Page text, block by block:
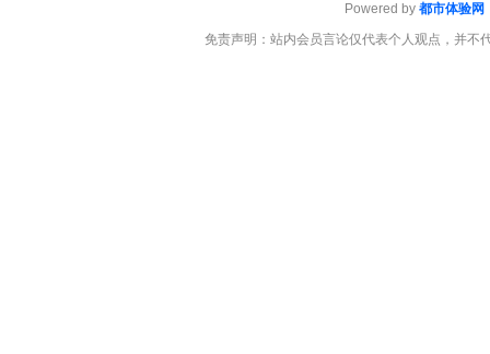
Powered by 都市体验网
免责声明：站内会员言论仅代表个人观点，并不